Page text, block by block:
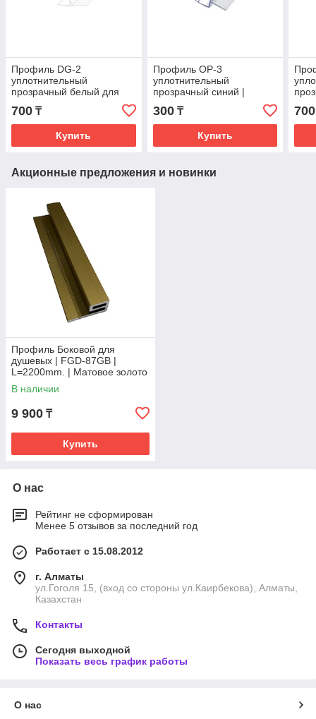
Профиль DG-2
уплотнительный
прозрачный белый для
душевой с хлястиком
16мм. | 2200мм.| FGD-
89CL
700 ₸
Купить
Профиль OP-3
уплотнительный
прозрачный синий |
2200мм. | 8мм. | FGD-
90CR
300₸
Купить
700
Акционные предложения и новинки
Профиль Боковой для
душевых | FGD-87GB |
L=2200mm. | Матовое золото
В наличии
9 900 ₸
Купить
О нас
Рейтинг не сформирован
Менее 5 отзывов за последний год
Работает с 15.08.2012
г. Алматы
ул.Гоголя 15, (вход со стороны ул.Каирбекова), Алматы,
Казахстан
Контакты
Сегодня выходной
Показать весь график работы
О нас